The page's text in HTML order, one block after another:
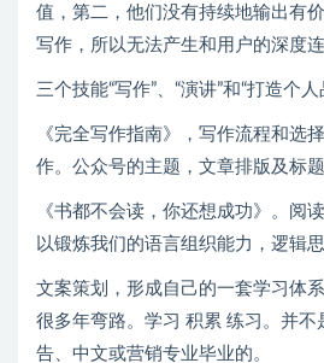
值，第二，他们没有持续地输出有
写作，所以无法产生和用户的深度
三个技能“写作”、“演讲”和“打造个人
《完全写作指南》，写作流程和选
作。公众号的主题，文章排版及标题
《书都不会读，你还想成功》。阅
以锻炼我们的语言组织能力，逻辑
文案策划，形成自己的一套学习体
很多年弯路。学习 积累 练习。并不
告、中文或营销专业毕业的。